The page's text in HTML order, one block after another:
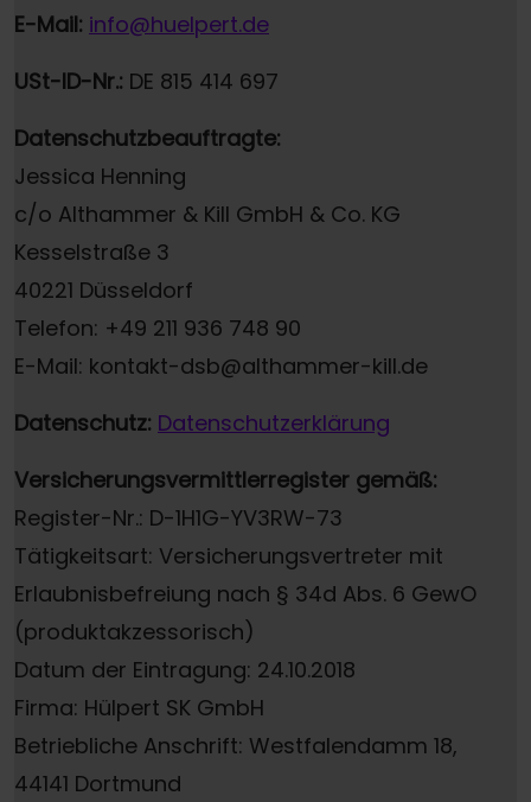
E-Mail: info@huelpert.de
USt-ID-Nr.: DE 815 414 697
Datenschutzbeauftragte:
Jessica Henning
c/o Althammer & Kill GmbH & Co. KG
Kesselstraße 3
40221 Düsseldorf
Telefon: +49 211 936 748 90
E-Mail: kontakt-dsb@althammer-kill.de
Datenschutz: Datenschutzerklärung
Versicherungsvermittlerregister gemäß:
Register-Nr.: D-1H1G-YV3RW-73
Tätigkeitsart: Versicherungsvertreter mit
Erlaubnisbefreiung nach § 34d Abs. 6 GewO
(produktakzessorisch)
Datum der Eintragung: 24.10.2018
Firma: Hülpert SK GmbH
Betriebliche Anschrift: Westfalendamm 18,
44141 Dortmund